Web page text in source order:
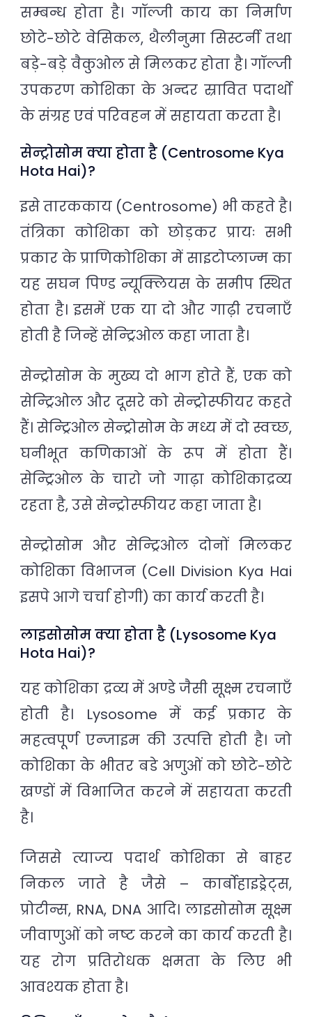
सम्बन्ध होता है। गॉल्जी काय का निर्माण
छोटे-छोटे वेसिकल, थैलीनुमा सिस्टर्नी तथा
बड़े-बड़े वैकुओल से मिलकर होता है। गॉल्जी
उपकरण कोशिका के अन्दर स्रावित पदार्थो
के संग्रह एवं परिवहन में सहायता करता है।
सेन्ट्रोसोम क्या होता है (Centrosome Kya
Hota Hai)?
इसे तारककाय (Centrosome) भी कहते है।
तंत्रिका कोशिका को छोड़कर प्रायः सभी
प्रकार के प्राणिकोशिका में साइटोप्लाज्म का
यह सघन पिण्ड न्यूक्लियस के समीप स्थित
होता है। इसमें एक या दो और गाढ़ी रचनाएँ
होती है जिन्हें सेन्ट्रिओल कहा जाता है।
सेन्ट्रोसोम के मुख्य दो भाग होते हैं, एक को
सेन्ट्रिओल और दूसरे को सेन्ट्रोस्फीयर कहते
हैं। सेन्ट्रिओल सेन्ट्रोसोम के मध्य में दो स्वच्छ,
घनीभूत कणिकाओं के रूप में होता हैं।
सेन्ट्रिओल के चारो जो गाढ़ा कोशिकाद्रव्य
रहता है, उसे सेन्ट्रोस्फीयर कहा जाता है।
सेन्ट्रोसोम और सेन्ट्रिओल दोनों मिलकर
कोशिका विभाजन (Cell Division Kya Hai
इसपे आगे चर्चा होगी) का कार्य करती है।
लाइसोसोम क्या होता है (Lysosome Kya
Hota Hai)?
यह कोशिका द्रव्य में अण्डे जैसी सूक्ष्म रचनाएँ
होती है। Lysosome में कई प्रकार के
महत्वपूर्ण एन्जाइम की उत्पत्ति होती है। जो
कोशिका के भीतर बडे अणुओं को छोटे-छोटे
खण्डों में विभाजित करने में सहायता करती
है।
जिससे त्याज्य पदार्थ कोशिका से बाहर
निकल जाते है जैसे – कार्बोहाइड्रेट्स,
प्रोटीन्स, RNA, DNA आदि। लाइसोसोम सूक्ष्म
जीवाणुओं को नष्ट करने का कार्य करती है।
यह रोग प्रतिरोधक क्षमता के लिए भी
आवश्यक होता है।